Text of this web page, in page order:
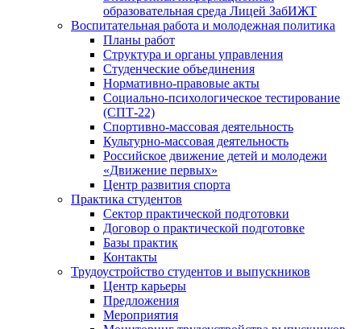
образовательная среда Лицей ЗабИЖТ
Воспитательная работа и молодежная политика
Планы работ
Структура и органы управления
Студенческие объединения
Нормативно-правовые акты
Социально-психологическое тестирование
(СПТ-22)
Спортивно-массовая деятельность
Культурно-массовая деятельность
Российское движение детей и молодежи
«Движение первых»
Центр развития спорта
Практика студентов
Сектор практической подготовки
Договор о практической подготовке
Базы практик
Контакты
Трудоустройство студентов и выпускников
Центр карьеры
Предложения
Мероприятия